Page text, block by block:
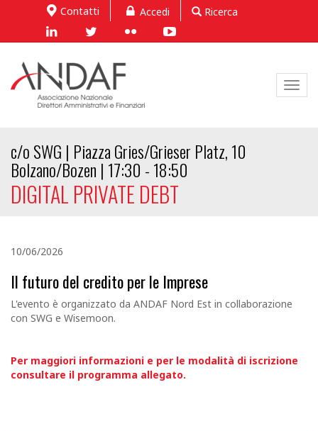
Contatti Accedi Ricerca
c/o SWG | Piazza Gries/Grieser Platz, 10
Bolzano/Bozen | 17:30 - 18:50
DIGITAL PRIVATE DEBT
10/06/2026
Il futuro del credito per le Imprese
L'evento è organizzato da ANDAF Nord Est in collaborazione
con SWG e Wisemoon.
Per maggiori informazioni e per le modalità di iscrizione
consultare il programma allegato.